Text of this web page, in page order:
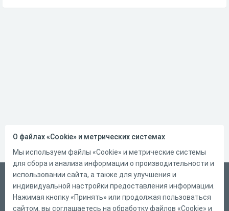
Русский
Справка
О файлах «Cookie» и метрических системах
Мы используем файлы «Cookie» и метрические системы
для сбора и анализа информации о производительности и
использовании сайта, а также для улучшения и
индивидуальной настройки предоставления информации.
Нажимая кнопку «Принять» или продолжая пользоваться
сайтом, вы соглашаетесь на обработку файлов «Cookie» и